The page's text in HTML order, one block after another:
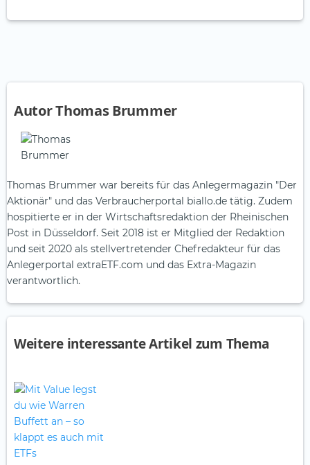
Autor Thomas Brummer
Thomas Brummer war bereits für das Anlegermagazin "Der
Aktionär" und das Verbraucherportal biallo.de tätig. Zudem
hospitierte er in der Wirtschaftsredaktion der Rheinischen
Post in Düsseldorf. Seit 2018 ist er Mitglied der Redaktion
und seit 2020 als stellvertretender Chefredakteur für das
Anlegerportal extraETF.com und das Extra-Magazin
verantwortlich.
Weitere interessante Artikel zum Thema